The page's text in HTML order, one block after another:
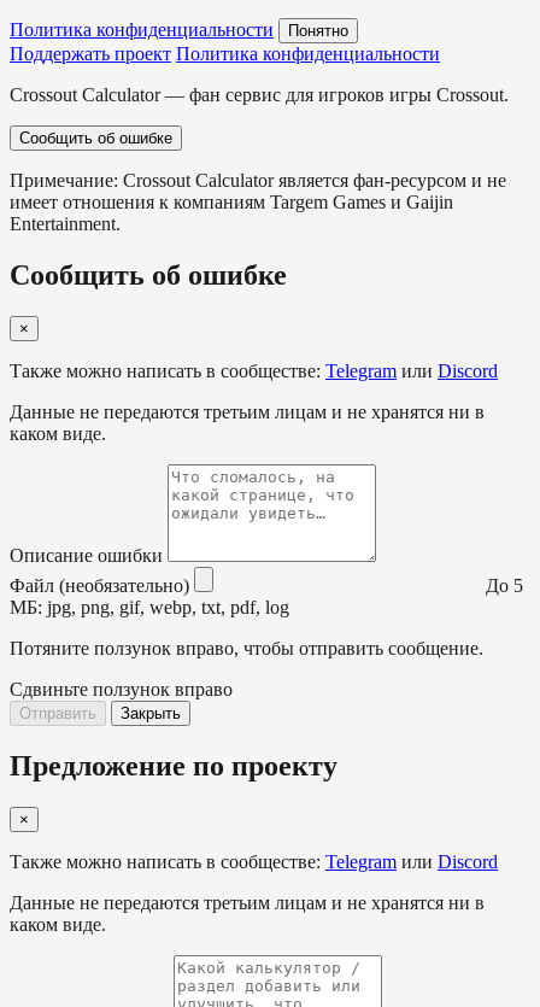
Политика конфиденциальности Понятно
Поддержать проект Политика конфиденциальности
Crossout Calculator — фан сервис для игроков игры Crossout.
Сообщить об ошибке
Примечание: Crossout Calculator является фан-ресурсом и не
имеет отношения к компаниям Targem Games и Gaijin
Entertainment.
Сообщить об ошибке
×
Также можно написать в сообществе: Telegram или Discord
Данные не передаются третьим лицам и не хранятся ни в
каком виде.
Описание ошибки
Файл (необязательно)
До 5
МБ: jpg, png, gif, webp, txt, pdf, log
Потяните ползунок вправо, чтобы отправить сообщение.
Сдвиньте ползунок вправо
Отправить Закрыть
Предложение по проекту
×
Также можно написать в сообществе: Telegram или Discord
Данные не передаются третьим лицам и не хранятся ни в
каком виде.